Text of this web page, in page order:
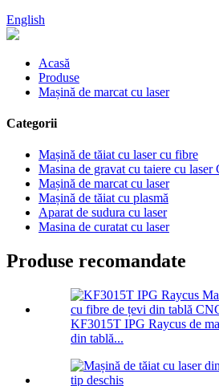
English
Acasă
Produse
Mașină de marcat cu laser
Categorii
Mașină de tăiat cu laser cu fibre
Masina de gravat cu taiere cu laser
Mașină de marcat cu laser
Mașină de tăiat cu plasmă
Aparat de sudura cu laser
Masina de curatat cu laser
Produse recomandate
KF3015T IPG Raycus de
din tablă...